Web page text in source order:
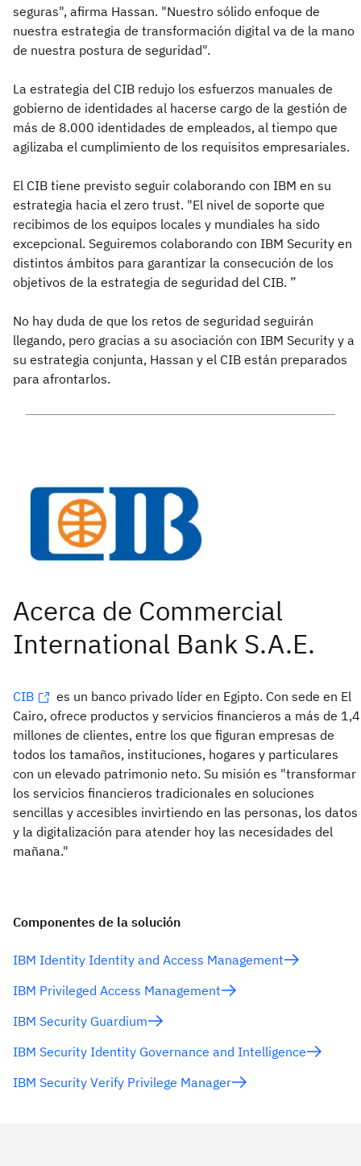
seguras", afirma Hassan. "Nuestro sólido enfoque de
nuestra estrategia de transformación digital va de la mano
de nuestra postura de seguridad".
La estrategia del CIB redujo los esfuerzos manuales de
gobierno de identidades al hacerse cargo de la gestión de
más de 8.000 identidades de empleados, al tiempo que
agilizaba el cumplimiento de los requisitos empresariales.
El CIB tiene previsto seguir colaborando con IBM en su
estrategia hacia el zero trust. "El nivel de soporte que
recibimos de los equipos locales y mundiales ha sido
excepcional. Seguiremos colaborando con IBM Security en
distintos ámbitos para garantizar la consecución de los
objetivos de la estrategia de seguridad del CIB. ”
No hay duda de que los retos de seguridad seguirán
llegando, pero gracias a su asociación con IBM Security y a
su estrategia conjunta, Hassan y el CIB están preparados
para afrontarlos.
CIB
es un banco privado líder en Egipto. Con sede en El
Cairo, ofrece productos y servicios financieros a más de 1,4
millones de clientes, entre los que figuran empresas de
todos los tamaños, instituciones, hogares y particulares
con un elevado patrimonio neto. Su misión es "transformar
los servicios financieros tradicionales en soluciones
sencillas y accesibles invirtiendo en las personas, los datos
y la digitalización para atender hoy las necesidades del
mañana."
Componentes de la solución
IBM Identity Identity and Access Management
IBM Privileged Access Management
IBM Security Guardium
IBM Security Identity Governance and Intelligence
IBM Security Verify Privilege Manager